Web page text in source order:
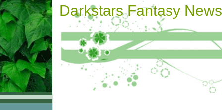
Darkstars Fantasy News